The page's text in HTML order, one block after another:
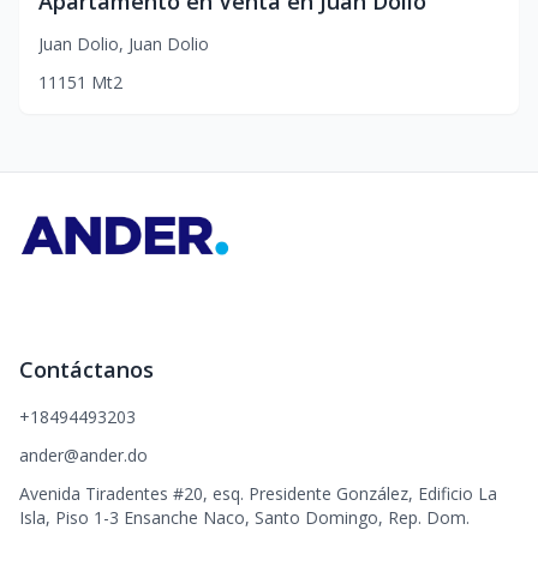
Juan Dolio, Juan Dolio
1 1 1 51 Mt2
Contáctanos
+18494493203
ander@ander.do
Avenida Tiradentes #20, esq. Presidente González, Edificio La
Isla, Piso 1-3 Ensanche Naco, Santo Domingo, Rep. Dom.